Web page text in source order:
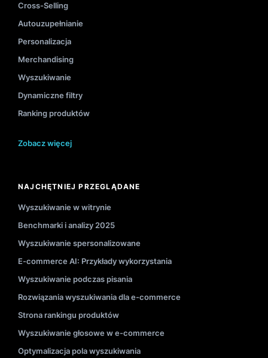
Cross-Selling
Autouzupełnianie
Personalizacja
Merchandising
Wyszukiwanie
Dynamiczne filtry
Ranking produktów
Zobacz więcej
NAJCHĘTNIEJ PRZEGLĄDANE
Wyszukiwanie w witrynie
Benchmarki i analizy 2025
Wyszukiwanie spersonalizowane
E-commerce AI: Przykłady wykorzystania
Wyszukiwanie podczas pisania
Rozwiązania wyszukiwania dla e-commerce
Strona rankingu produktów
Wyszukiwanie głosowe w e-commerce
Optymalizacja pola wyszukiwania